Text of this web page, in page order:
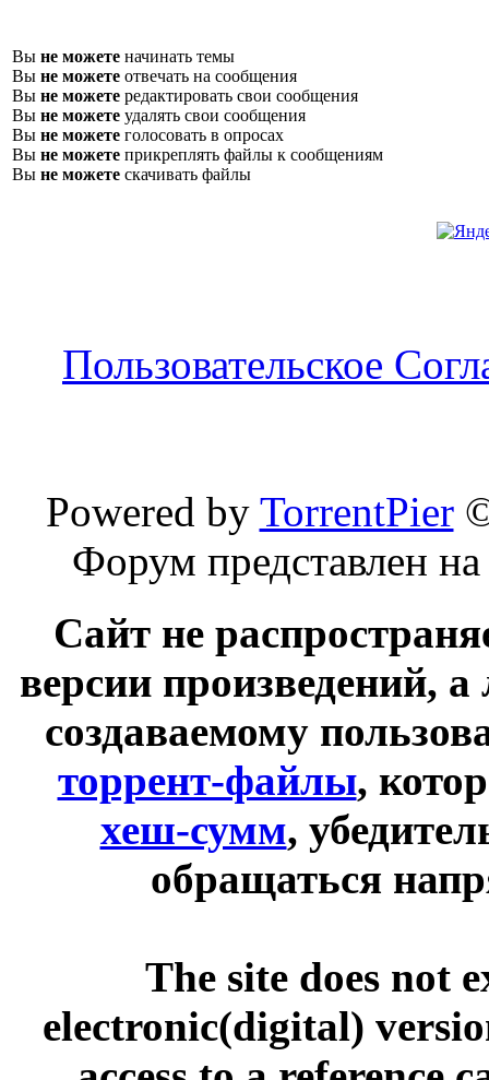
Вы не можете начинать темы
Вы не можете отвечать на сообщения
Вы не можете редактировать свои сообщения
Вы не можете удалять свои сообщения
Вы не можете голосовать в опросах
Вы не можете прикреплять файлы к сообщениям
Вы не можете скачивать файлы
Пользовательское
Powered by TorrentPier
Форум представлен
Сайт не
версии произведений,
создаваемому
торрент-файлы,
хеш-сумм,
обращаться
The site does not
electronic(digital)